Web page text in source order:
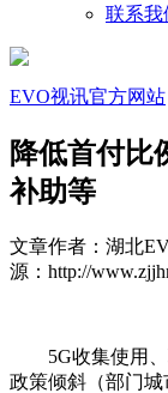
联系我
EVO视讯官方网站
降低首付比
补助等
文章作者：湖北
源：http://
5G收集使用、
政策倾斜（部门城